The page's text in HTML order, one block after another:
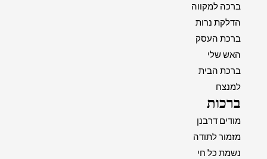
ברכה למקווה
הדלקת נרות
ברכת העסק
האש שלי
ברכת הבית
למנצח
ברכות
מודים דרבנן
מזמור לתודה
נשמת כל חי